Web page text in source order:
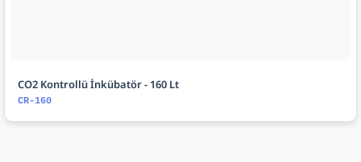
CO2 Kontrollü İnkübatör - 160 Lt
CR-160